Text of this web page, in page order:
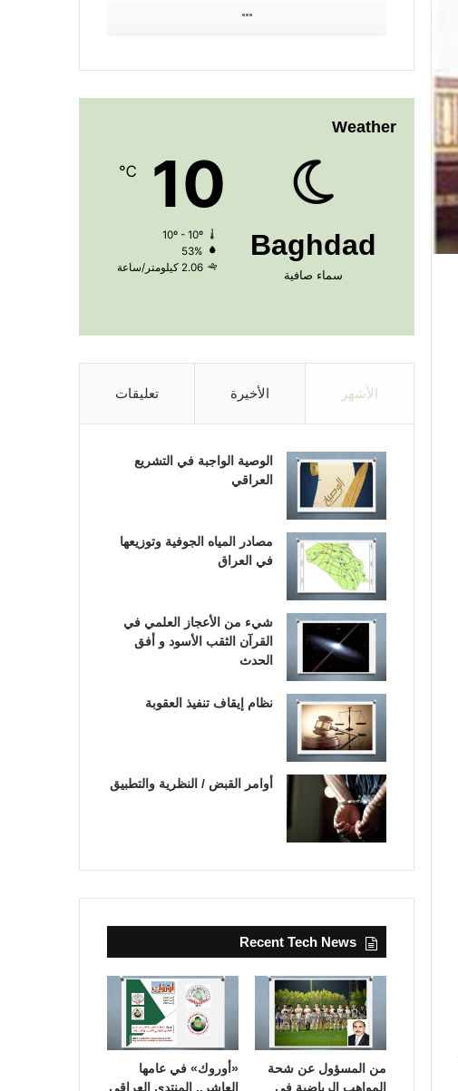
Weather
Baghdad
سماء صافية
10
℃
10º - 10º
53%
2.06 كيلومتر/ساعة
الأشهر الأخيرة تعليقات
الوصية الواجبة في التشريع
العراقي
مصادر المياه الجوفية وتوزيعها
في العراق
شيء من الأعجاز العلمي في
القرآن الثقب الأسود و أفق
الحدث
نظام إيقاف تنفيذ العقوبة
أوامر القبض / النظرية والتطبيق
Recent Tech News
من المسؤول عن شحة
المواهب الرياضية في
«أوروك» في عامها
العاشر.. المنتدى العراقي